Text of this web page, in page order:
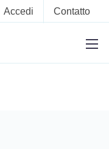
Accedi Contatto